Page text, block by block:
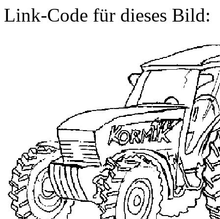
Link-Code für dieses Bild: